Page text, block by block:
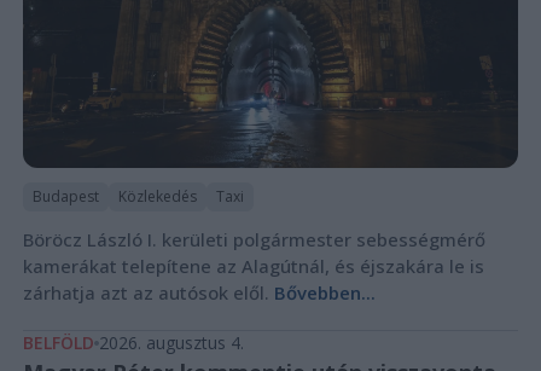
Budapest Közlekedés Taxi
Böröcz László I. kerületi polgármester sebességmérő
kamerákat telepítene az Alagútnál, és éjszakára le is
zárhatja azt az autósok elől. Bővebben...
BELFÖLD 2026. augusztus 4.